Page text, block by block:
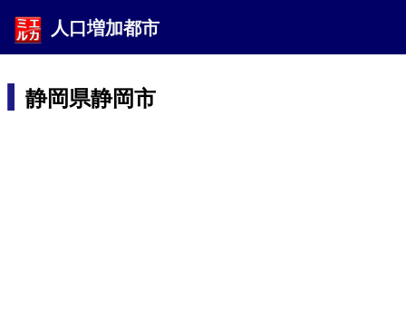
人口増加都市
静岡県静岡市